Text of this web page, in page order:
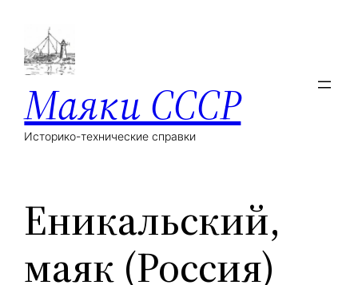
Маяки СССР
Историко-технические справки
Еникальский,
маяк (Россия)